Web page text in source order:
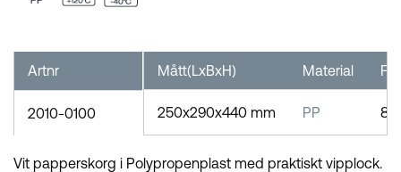
Mått(LxBxH) Material FP
250x290x440 mm PP 8
Artnr
2010-0100
Vit papperskorg i Polypropenplast med praktiskt vipplock.